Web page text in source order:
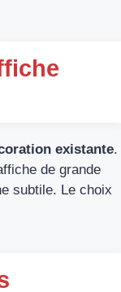
existante.
de grande
subtile. Le choix